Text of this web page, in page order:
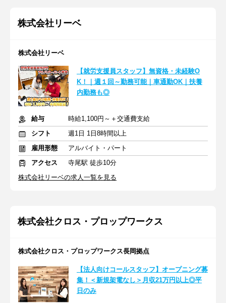
株式会社リーベ
株式会社リーベ
【就労支援員スタッフ】無資格・未経験O
K！｜週１回～勤務可能｜車通勤OK｜扶養
内勤務も◎
給与
時給1,100円～＋交通費支給
シフト
週1日 1日8時間以上
雇用形態
アルバイト・パート
アクセス
寺尾駅 徒歩10分
株式会社リーベの求人一覧を見る
株式会社クロス・プロップワークス
株式会社クロス・プロップワークス長岡拠点
【法人向けコールスタッフ】オープニング募
集！＜新規架電なし＞月収21万円以上◎平
日のみ